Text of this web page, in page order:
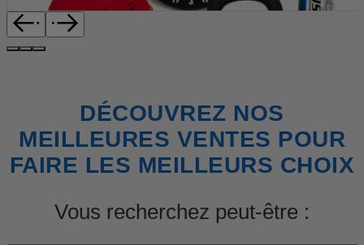
DÉCOUVREZ NOS
MEILLEURES VENTES POUR
FAIRE LES MEILLEURS CHOIX
Vous recherchez peut-être :